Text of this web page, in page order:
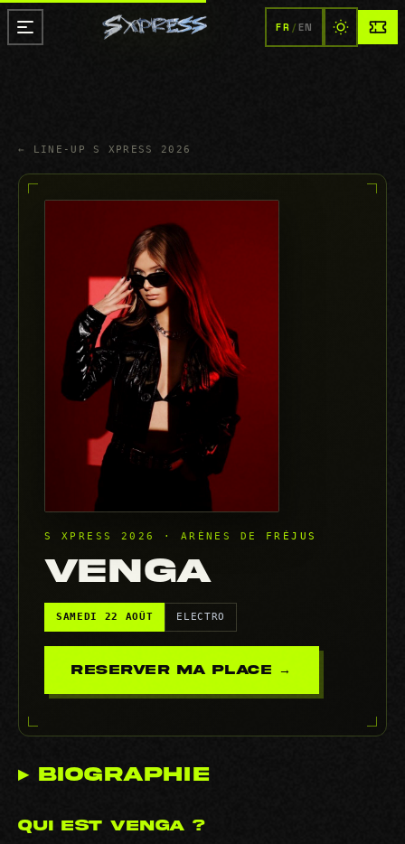
FR / EN
← LINE-UP S XPRESS 2026
S XPRESS 2026 · ARÈNES DE FRÉJUS
VENGA
SAMEDI 22 AOÛT ELECTRO
RESERVER MA PLACE →
▸ BIOGRAPHIE
QUI EST VENGA ?